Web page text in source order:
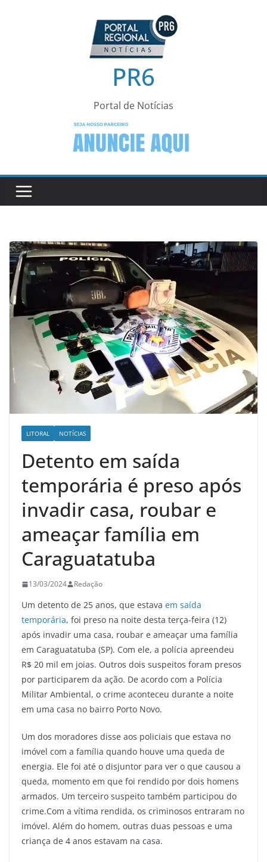
PR6
Portal de Notícias
LITORAL NOTÍCIAS
Detento em saída
temporária é preso após
invadir casa, roubar e
ameaçar família em
Caraguatatuba
13/03/2024 Redação
Um detento de 25 anos, que estava em saída
temporária, foi preso na noite desta terça-feira (12)
após invadir uma casa, roubar e ameaçar uma família
em Caraguatatuba (SP). Com ele, a polícia apreendeu
R$ 20 mil em joias. Outros dois suspeitos foram presos
por participarem da ação. De acordo com a Polícia
Militar Ambiental, o crime aconteceu durante a noite
em uma casa no bairro Porto Novo.
Um dos moradores disse aos policiais que estava no
imóvel com a família quando houve uma queda de
energia. Ele foi até o disjuntor para ver o que causou a
queda, momento em que foi rendido por dois homens
armados. Um terceiro suspeito também participou do
crime.Com a vítima rendida, os criminosos entraram no
imóvel. Além do homem, outras duas pessoas e uma
criança de 4 anos estavam na casa.